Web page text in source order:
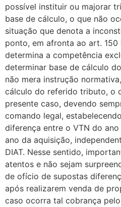
possível instituir ou majorar
base de cálculo, o que não
situação que denota a
ponto, em afronta ao art. 150
determina a competência
determinar base de cálculo
não mera instrução
cálculo do referido tributo, o
presente caso, devendo
comando legal,
diferença entre o VTN do
ano da aquisição,
DIAT. Nesse sentido,
atentos e não sejam
de ofício de supostas
após realizarem venda de
caso ocorra tal cobrança